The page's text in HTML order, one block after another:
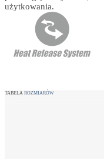
użytkowania.
TABELA ROZMIARÓW